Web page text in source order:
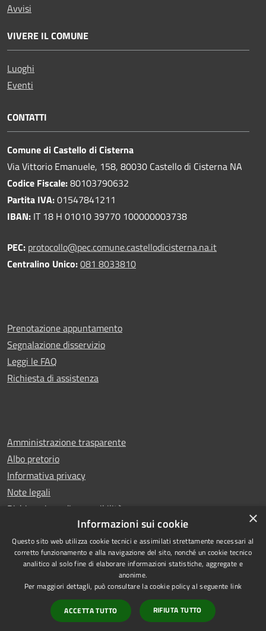
Avvisi
VIVERE IL COMUNE
Luoghi
Eventi
CONTATTI
Comune di Castello di Cisterna
Via Vittorio Emanuele, 158, 80030 Castello di Cisterna NA
Codice Fiscale:80103790632
Partita IVA:01547841211
IBAN: IT 18 H 01010 39770 100000003738
PEC: protocollo@pec.comune.castellodicisterna.na.it
Centralino Unico:081 8033810
Prenotazione appuntamento
Segnalazione disservizio
Leggi le FAQ
Richiesta di assistenza
Amministrazione trasparente
Albo pretorio
Informativa privacy
Note legali
Dichiarazione di accessibilità
RSS
Accessibilità
Copyright © 2026 • Comune di
Castello di Cisterna • Powered
byMunicipium•
redazione
×
Informazioni sui cookie
Questo sito web utilizza cookie tecnici e assimilati strettamente necessari al
corretto funzionamento e alla navigazione del sito, nonché un cookie tecnico
analitico al solo fine di elaborare informazioni statistiche, aggregate e
anonime.
Per maggiori dettagli, può consultare la cookie policy al seguente link
ACCETTA TUTTO RIFIUTA TUTTO